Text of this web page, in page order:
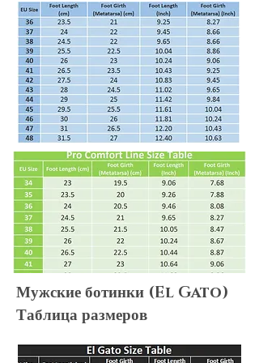
Shipping & Returns
We always do our best to maximize
customer satisfaction. Shopping online
can be puzzling, but no worries! We
summarize everything for you! Please
make sure you take a look at
ourShipping & Delivery Policyand
ourReturn Policyto ensure that our
policies, terms&conditions apply to
your needs.
Мужские ботинки (El Gato)
Таблица размеров